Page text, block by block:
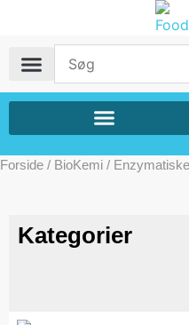
Forside / BioKemi /
Kategorier